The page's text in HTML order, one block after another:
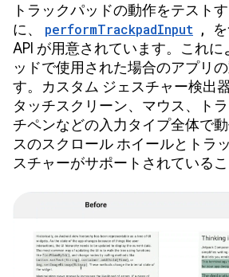
トラックパッドの動作をテスト
に、
performTrackpadInput ,
API が用意されています。これ
ッドで使用された場合のアプリ
す。カスタム ジェスチャー検出
タッチスクリーン、マウス、ト
チペンなどの入力タイプ全体で
スのスクロール ホイールとトラ
スチャーがサポートされているこ